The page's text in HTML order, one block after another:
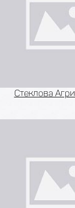
Стеклова